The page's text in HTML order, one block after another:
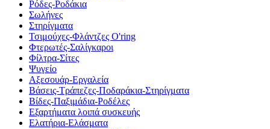
Ρόδες-Ροδάκια
Σωλήνες
Στηρίγματα
Τσιμούχες-Φλάντζες O'ring
Φτερωτές-Σαλίγκαροι
Φίλτρα-Σίτες
Ψυγείο
Αξεσουάρ-Εργαλεία
Βάσεις-Τράπεζες-Ποδαράκια-Στηρίγματα
Βίδες-Παξιμάδια-Ροδέλες
Εξαρτήματα λοιπά συσκευής
Ελατήρια-Ελάσματα